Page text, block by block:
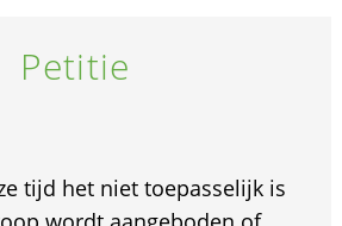
Petitie
tijd het niet toepasselijk is